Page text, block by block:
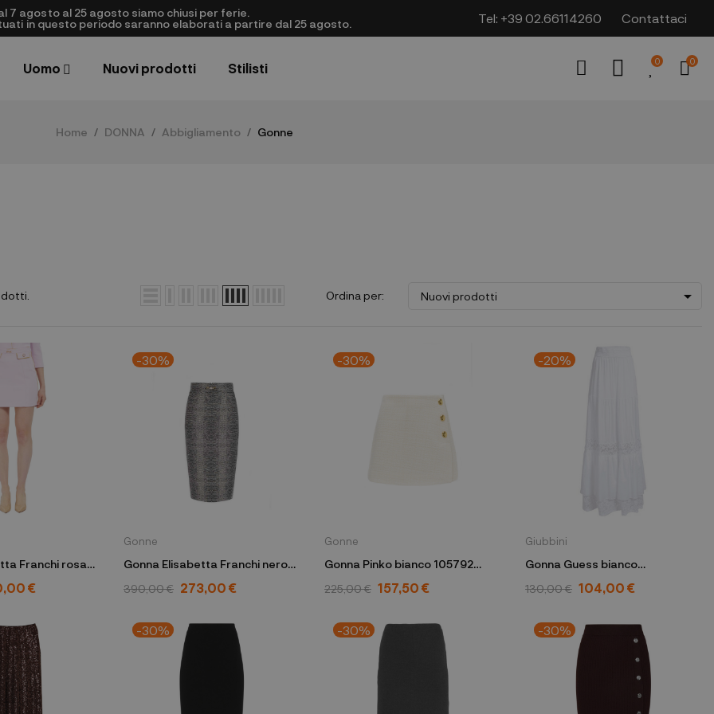
7 agosto al 25 agosto siamo chiusi per ferie.
in questo periodo saranno elaborati a partire dal 25 agosto.
Tel: +39 02.66114260 Contattaci
Uomo Nuovi prodotti Stilisti 0 0
Home DONNA Abbigliamento Gonne
Ordina per: Nuovi prodotti 
Franchi rosa
DK3
€
-30%
Gonne
Gonna Elisabetta Franchi nero
GO 141 57E2 V390
390,00 € 273,00 €
-30%
Gonne
Gonna Pinko bianco 105792
A2VJ
225,00 € 157,50 €
-20%
Giubbini
Gonna Guess bianco
W1GD1BWDXL0
130,00 € 104,00 €
-30% -30% -30%